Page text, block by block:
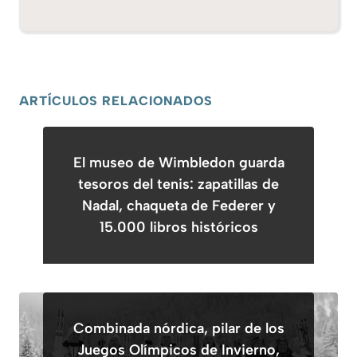
ARTÍCULOS RELACIONADOS
El museo de Wimbledon guarda
tesoros del tenis: zapatillas de
Nadal, chaqueta de Federer y
15.000 libros históricos
Combinada nórdica, pilar de los
Juegos Olímpicos de Invierno,